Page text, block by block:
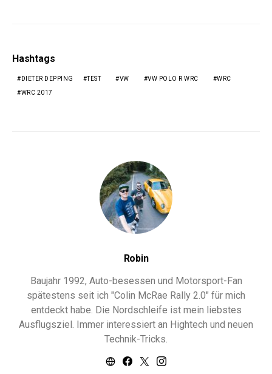
Hashtags
DIETER DEPPING TEST VW VW POLO R WRC WRC
WRC 2017
Robin
Baujahr 1992, Auto-besessen und Motorsport-Fan
spätestens seit ich "Colin McRae Rally 2.0" für mich
entdeckt habe. Die Nordschleife ist mein liebstes
Ausflugsziel. Immer interessiert an Hightech und neuen
Technik-Tricks.